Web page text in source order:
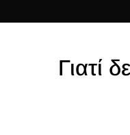
Γιατί